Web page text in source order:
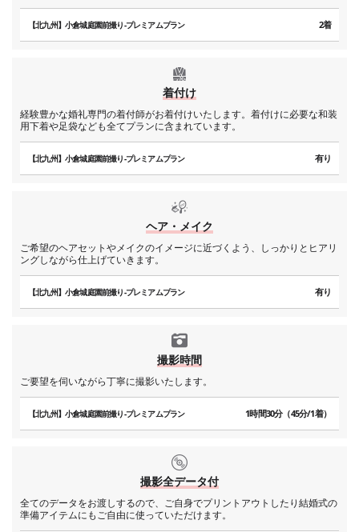
【北九州】小倉城庭園前撮り-プレミアムプラン 2着
着付け
経験豊かな婚礼専門の着付師がお着付けいたします。着付けに必要な和装
用下着や足袋なども全てプランに含まれています。
【北九州】小倉城庭園前撮り-プレミアムプラン 有り
ヘア・メイク
ご希望のヘアセットやメイクのイメージに近づくよう、しっかりとヒアリ
ングしながら仕上げていきます。
【北九州】小倉城庭園前撮り-プレミアムプラン 有り
撮影時間
ご要望を伺いながら丁寧に撮影いたします。
【北九州】小倉城庭園前撮り-プレミアムプラン 1時間30分（45分/1着）
撮影全データ付
全てのデータをお渡しするので、ご自身でプリントアウトしたり結婚式の
準備アイテムにもご自由に使っていただけます。